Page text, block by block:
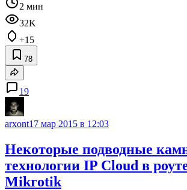
2 мин
32K
+15
78
19
arxont17 мар 2015 в 12:03
Некоторые подводные
технологии IP Cloud в
Mikrotik